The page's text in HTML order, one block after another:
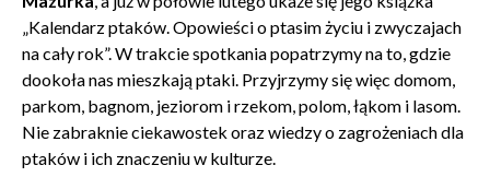
Wyrażam zgodę na przetwarzanie danych osobowych
w celu skorzystania z usługi newsletter.
Administratorem danych osobowych jest Centrum
„Kalendarz ptaków. Opowieści o ptasim życiu i zwyczajach
na cały rok”. W trakcie spotkania popatrzymy na to, gdzie
dookoła nas mieszkają ptaki. Przyjrzymy się więc domom,
parkom, bagnom, jeziorom i rzekom, polom, łąkom i lasom.
Nie zabraknie ciekawostek oraz wiedzy o zagrożeniach dla
ptaków i ich znaczeniu w kulturze.